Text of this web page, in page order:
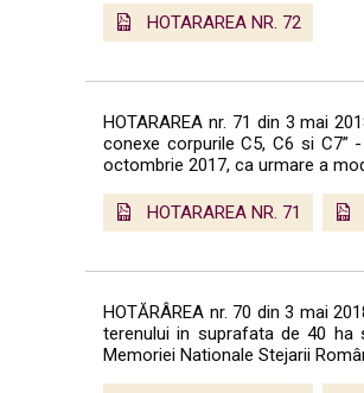
HOTARAREA NR. 72
HOTARAREA nr. 71 din 3 mai
conexe corpurile C5, C6 si C7”
octombrie 2017, ca urmare a
HOTARAREA NR. 71
HOTĂRÂREA nr. 70 din 3 mai
terenului in suprafata de 40 ha
Memoriei Nationale Stejarii